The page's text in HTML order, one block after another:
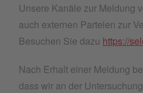
Unsere Kanäle zur Meldung
auch externen Parteien zur
Besuchen Sie dazu https://
Nach Erhalt einer Meldung
dass wir an der